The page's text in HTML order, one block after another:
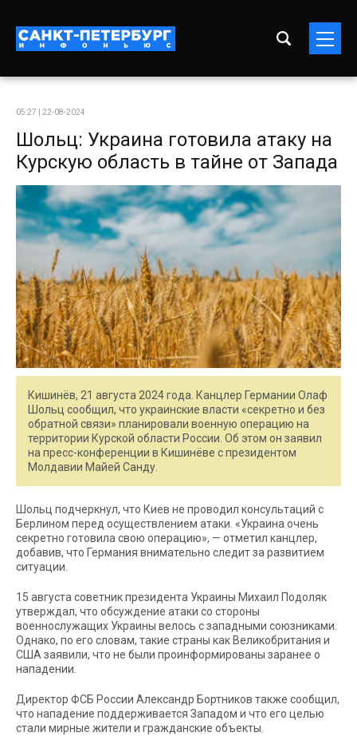
05:27 | 22-08-2024
Шольц: Украина готовила атаку на
Курскую область в тайне от Запада
Кишинёв, 21 августа 2024 года. Канцлер Германии Олаф
Шольц сообщил, что украинские власти «секретно и без
обратной связи» планировали военную операцию на
территории Курской области России. Об этом он заявил
на пресс-конференции в Кишинёве с президентом
Молдавии Майей Санду.
Шольц подчеркнул, что Киев не проводил консультаций с
Берлином перед осуществлением атаки. «Украина очень
секретно готовила свою операцию», — отметил канцлер,
добавив, что Германия внимательно следит за развитием
ситуации.
15 августа советник президента Украины Михаил Подоляк
утверждал, что обсуждение атаки со стороны
военнослужащих Украины велось с западными союзниками.
Однако, по его словам, такие страны как Великобритания и
США заявили, что не были проинформированы заранее о
нападении.
Директор ФСБ России Александр Бортников также сообщил,
что нападение поддерживается Западом и что его целью
стали мирные жители и гражданские объекты.